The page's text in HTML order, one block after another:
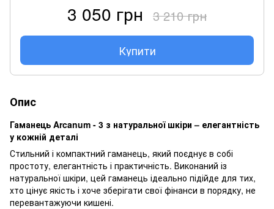
3 050 грн 3 210 грн
Купити
Опис
Гаманець Arcanum - 3 з натуральної шкіри – елегантність
у кожній деталі
Стильний і компактний гаманець, який поєднує в собі
простоту, елегантність і практичність. Виконаний із
натуральної шкіри, цей гаманець ідеально підійде для тих,
хто цінує якість і хоче зберігати свої фінанси в порядку, не
перевантажуючи кишені.